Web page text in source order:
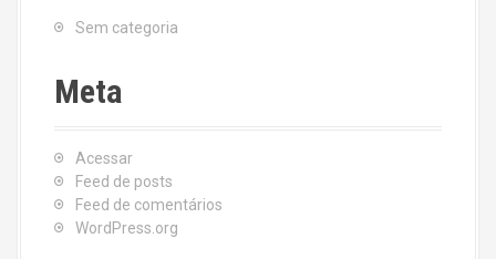
Sem categoria
Meta
Acessar
Feed de posts
Feed de comentários
WordPress.org